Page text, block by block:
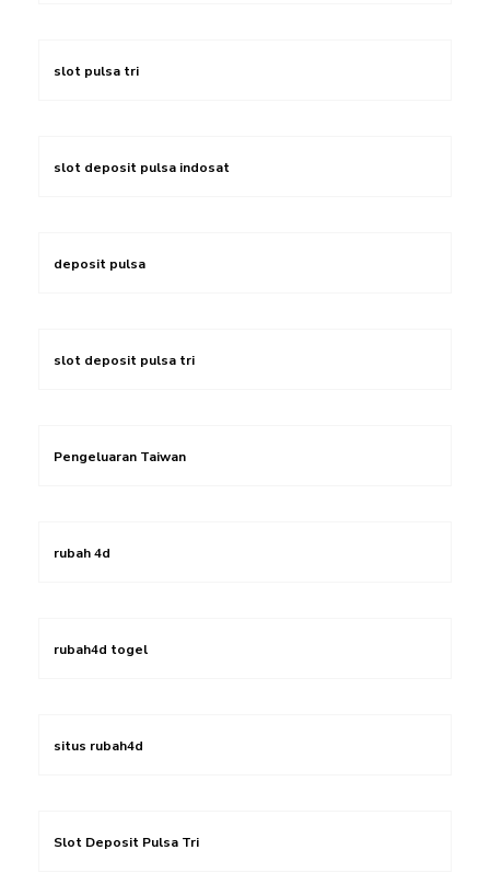
slot pulsa tri
slot deposit pulsa indosat
deposit pulsa
slot deposit pulsa tri
Pengeluaran Taiwan
rubah 4d
rubah4d togel
situs rubah4d
Slot Deposit Pulsa Tri